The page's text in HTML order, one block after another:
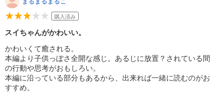
購入済み
スイちゃんがかわいい。
かわいくて癒される。
本編より子供っぽさ全開な感じ。あるじに放置？されている間
の行動や思考がおもしろい。
本編に沿っている部分もあるから、出来れば一緒に読むのがお
すすめ。